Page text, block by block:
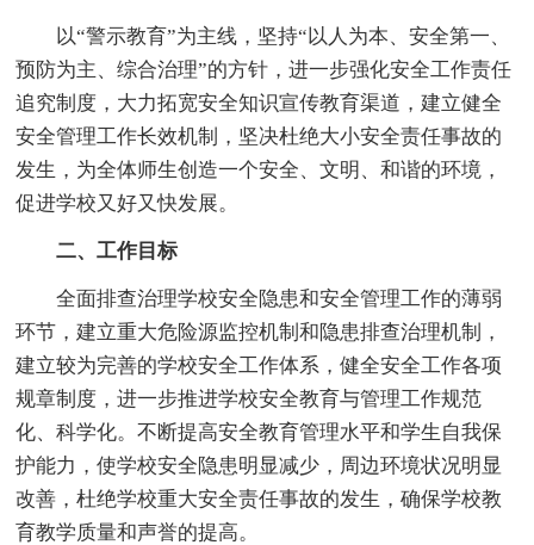
以“警示教育”为主线，坚持“以人为本、安全第一、
预防为主、综合治理”的方针，进一步强化安全工作责任
追究制度，大力拓宽安全知识宣传教育渠道，建立健全
安全管理工作长效机制，坚决杜绝大小安全责任事故的
发生，为全体师生创造一个安全、文明、和谐的环境，
促进学校又好又快发展。
二、工作目标
全面排查治理学校安全隐患和安全管理工作的薄弱
环节，建立重大危险源监控机制和隐患排查治理机制，
建立较为完善的学校安全工作体系，健全安全工作各项
规章制度，进一步推进学校安全教育与管理工作规范
化、科学化。不断提高安全教育管理水平和学生自我保
护能力，使学校安全隐患明显减少，周边环境状况明显
改善，杜绝学校重大安全责任事故的发生，确保学校教
育教学质量和声誉的提高。